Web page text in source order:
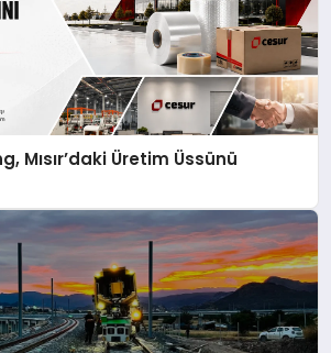
Mısır’daki Üretim Üssünü